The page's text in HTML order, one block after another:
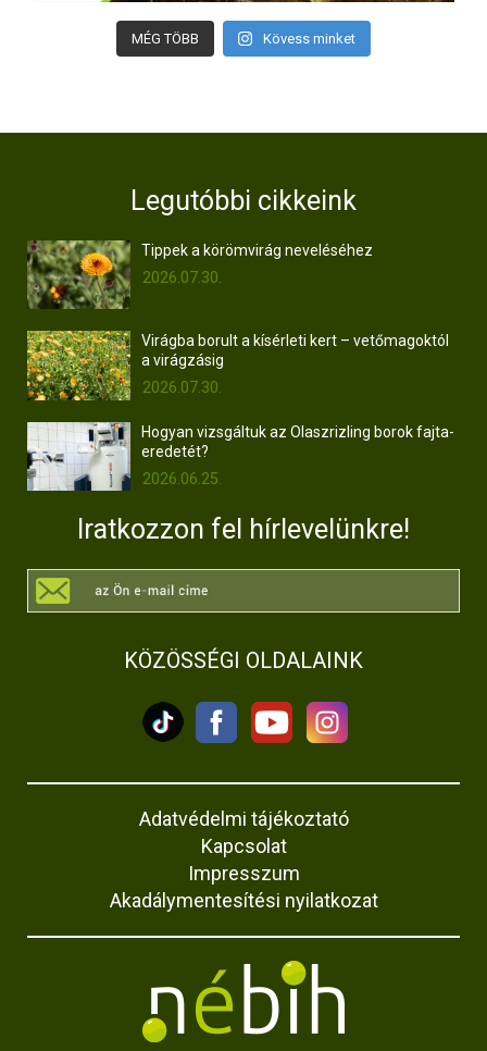
MÉG TÖBB Kövess minket
Legutóbbi cikkeink
Tippek a körömvirág neveléséhez
2026.07.30.
Virágba borult a kísérleti kert – vetőmagoktól
a virágzásig
2026.07.30.
Hogyan vizsgáltuk az Olaszrizling borok fajta-
eredetét?
2026.06.25.
Iratkozzon fel hírlevelünkre!
KÖZÖSSÉGI OLDALAINK
Adatvédelmi tájékoztató
Kapcsolat
Impresszum
Akadálymentesítési nyilatkozat